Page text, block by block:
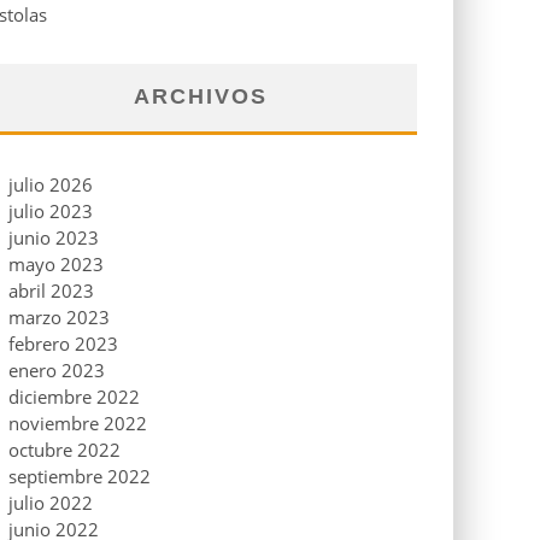
ARCHIVOS
julio 2026
julio 2023
junio 2023
mayo 2023
abril 2023
marzo 2023
febrero 2023
enero 2023
diciembre 2022
noviembre 2022
octubre 2022
septiembre 2022
julio 2022
junio 2022